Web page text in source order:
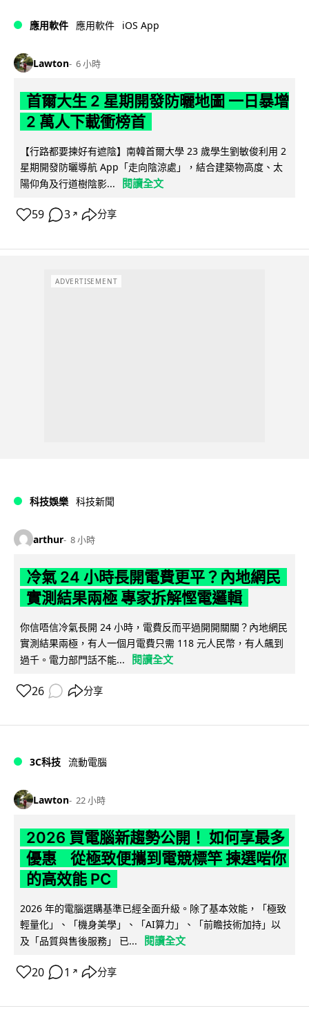
應用軟件 應用軟件 iOS App
Lawton 6 小時
首爾大生 2 星期開發防曬地圖 一日暴增
2 萬人下載衝榜首
【行路都要揀好有遮陰】南韓首爾大學 23 歲學生劉敏俊利用 2
星期開發防曬導航 App「走向陰涼處」，結合建築物高度、太
陽仰角及行道樹陰影...
閱讀全文
59 3 ↗ 分享
ADVERTISEMENT
科技娛樂 科技新聞
arthur 8 小時
冷氣 24 小時長開電費更平？內地網民
實測結果兩極 專家拆解慳電邏輯
你信唔信冷氣長開 24 小時，電費反而平過開開關關？內地網民
實測結果兩極，有人一個月電費只需 118 元人民幣，有人飆到
過千。電力部門話不能...
閱讀全文
26 分享
3C科技 流動電腦
Lawton 22 小時
2026 買電腦新趨勢公開！ 如何享最多
優惠 從極致便攜到電競標竿 揀選啱你
的高效能 PC
2026 年的電腦選購基準已經全面升級。除了基本效能，「極致
輕量化」、「機身美學」、「AI算力」、「前瞻技術加持」以
及「品質與售後服務」 已...
閱讀全文
20 1 ↗ 分享